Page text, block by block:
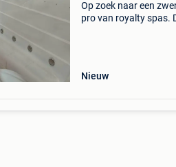
Op zoek naar een
pro van royalty spas.
Nieuw